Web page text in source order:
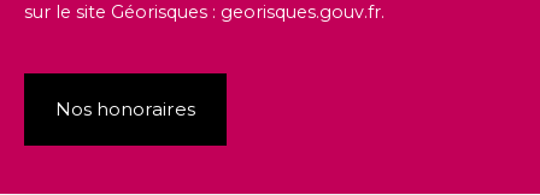
sur le site Géorisques : georisques.gouv.fr.
Nos honoraires